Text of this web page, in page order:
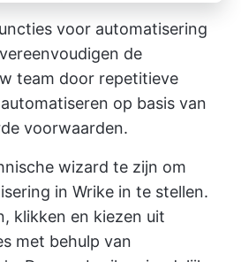
voor automatisering
de
team door repetitieve
op basis van
voorwaarden.
wizard te zijn om
in Wrike in te stellen.
klikken en kiezen uit
met behulp van